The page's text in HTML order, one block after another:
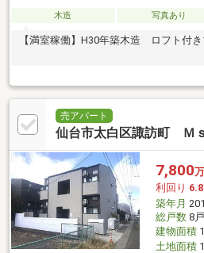
木造 写真あり
【満室稼働】H30年築木造 ロフト付
売アパート
仙台市太白区諏訪町 Ｍ
7,800
利回り
築年月
総戸数8戸
建物面積
土地面積